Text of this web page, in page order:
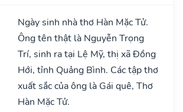
Ngày sinh nhà thơ Hàn Mặc Tử.
Ông tên thật là Nguyễn Trọng
Trí, sinh ra tại Lệ Mỹ, thị xã Đồng
Hới, tỉnh Quảng Bình. Các tập thơ
xuất sắc của ông là Gái quê, Thơ
Hàn Mặc Tử.